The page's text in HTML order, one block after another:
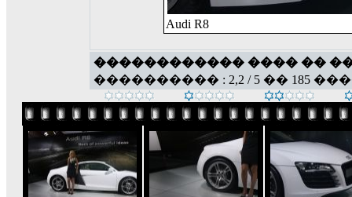
Audi R8
������������ ���� ��
���������� : 2,2 / 5 �� 185